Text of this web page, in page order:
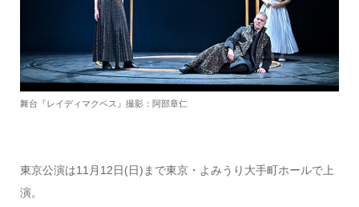
舞台『レイディマクベス』撮影：阿部章仁
東京公演は11月12日(日)まで東京・よみうり大手町ホールで上
演。